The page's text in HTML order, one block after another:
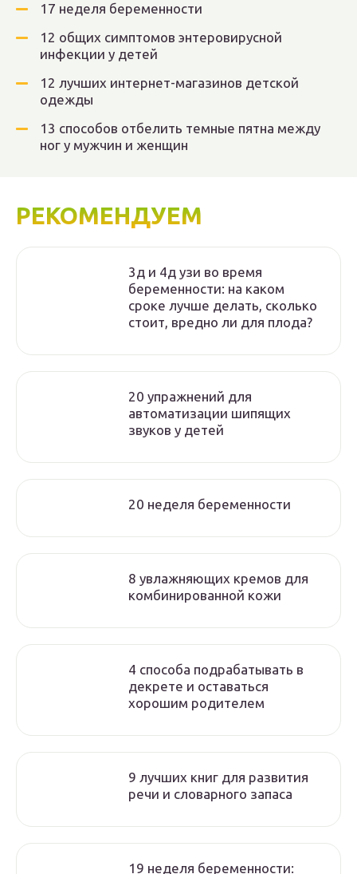
17 неделя беременности
12 общих симптомов энтеровирусной
инфекции у детей
12 лучших интернет-магазинов детской
одежды
13 способов отбелить темные пятна между
ног у мужчин и женщин
РЕКОМЕНДУЕМ
3д и 4д узи во время
беременности: на каком
сроке лучше делать, сколько
стоит, вредно ли для плода?
20 упражнений для
автоматизации шипящих
звуков у детей
20 неделя беременности
8 увлажняющих кремов для
комбинированной кожи
4 способа подрабатывать в
декрете и оставаться
хорошим родителем
9 лучших книг для развития
речи и словарного запаса
19 неделя беременности: